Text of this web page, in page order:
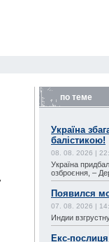
по теме
Україна
балістикою!
08. 08. 2026 |
Україна
озброєння, –
Появился
07. 08. 2026 |
Индии
Екс-